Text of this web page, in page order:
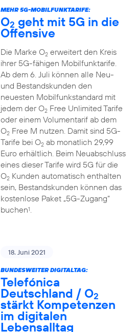
MEHR 5G-MOBILFUNKTARIFE:
O2 geht mit 5G in die
Offensive
Die Marke O2erweitert den Kreis
ihrer 5G-fähigen Mobilfunktarife.
Ab dem 6. Juli können alle Neu-
und Bestandskunden den
neuesten Mobilfunkstandard mit
jedem der O2Free Unlimited Tarife
oder einem Volumentarif ab dem
O2Free M nutzen. Damit sind 5G-
Tarife bei O2ab monatlich 29,99
Euro erhältlich. Beim Neuabschluss
eines dieser Tarife wird 5G für die
O2Kunden automatisch enthalten
sein, Bestandskunden können das
kostenlose Paket „5G-Zugang“
buchen1.
18. Juni 2021
BUNDESWEITER DIGITALTAG:
Telefónica
Deutschland / O2
stärkt Kompetenzen
im digitalen
Lebensalltag